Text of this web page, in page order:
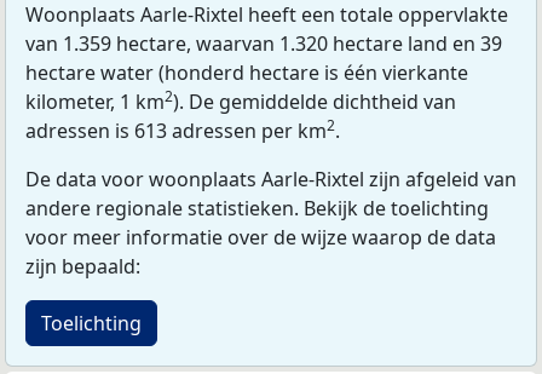
Woonplaats Aarle-Rixtel heeft een totale oppervlakte
van 1.359 hectare, waarvan 1.320 hectare land en 39
hectare water (honderd hectare is één vierkante
kilometer, 1 km2). De gemiddelde dichtheid van
adressen is 613 adressen per km2.
De data voor woonplaats Aarle-Rixtel zijn afgeleid van
andere regionale statistieken. Bekijk de toelichting
voor meer informatie over de wijze waarop de data
zijn bepaald:
Toelichting